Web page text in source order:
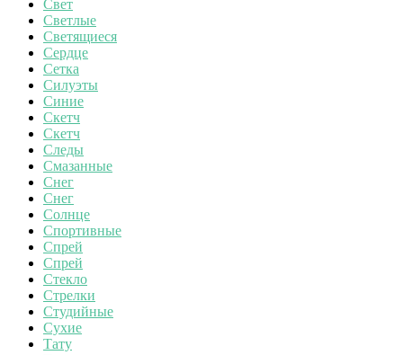
Свет
Светлые
Светящиеся
Сердце
Сетка
Силуэты
Синие
Скетч
Скетч
Следы
Смазанные
Снег
Снег
Солнце
Спортивные
Спрей
Спрей
Стекло
Стрелки
Студийные
Сухие
Тату